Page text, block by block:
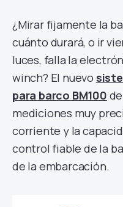
¿Mirar fijamente la
cuánto durará, o ir
luces, falla la
winch? El nuevo
para barco BM100
mediciones muy
corriente y la
control fiable de la
de la embarcación.